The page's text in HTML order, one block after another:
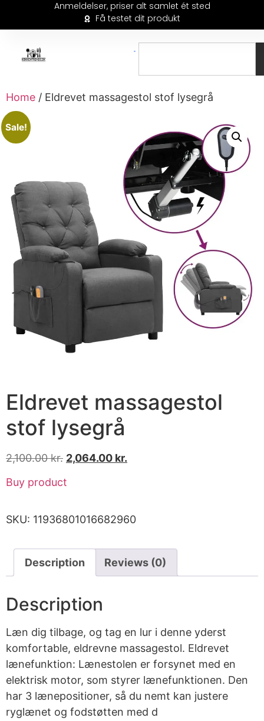
Anmeldelser, priser alt samlet ét sted
Få testet dit produkt
Home / Eldrevet massagestol stof lysegrå
Sale!
Eldrevet massagestol
stof lysegrå
2,100.00kr. 2,064.00 kr.
Buy product
SKU: 11936801016682960
Description Reviews (0)
Description
Læn dig tilbage, og tag en lur i denne yderst
komfortable, eldrevne massagestol. Eldrevet
lænefunktion: Lænestolen er forsynet med en
elektrisk motor, som styrer lænefunktionen. Den
har 3 lænepositioner, så du nemt kan justere
ryglænet og fodstøtten med d